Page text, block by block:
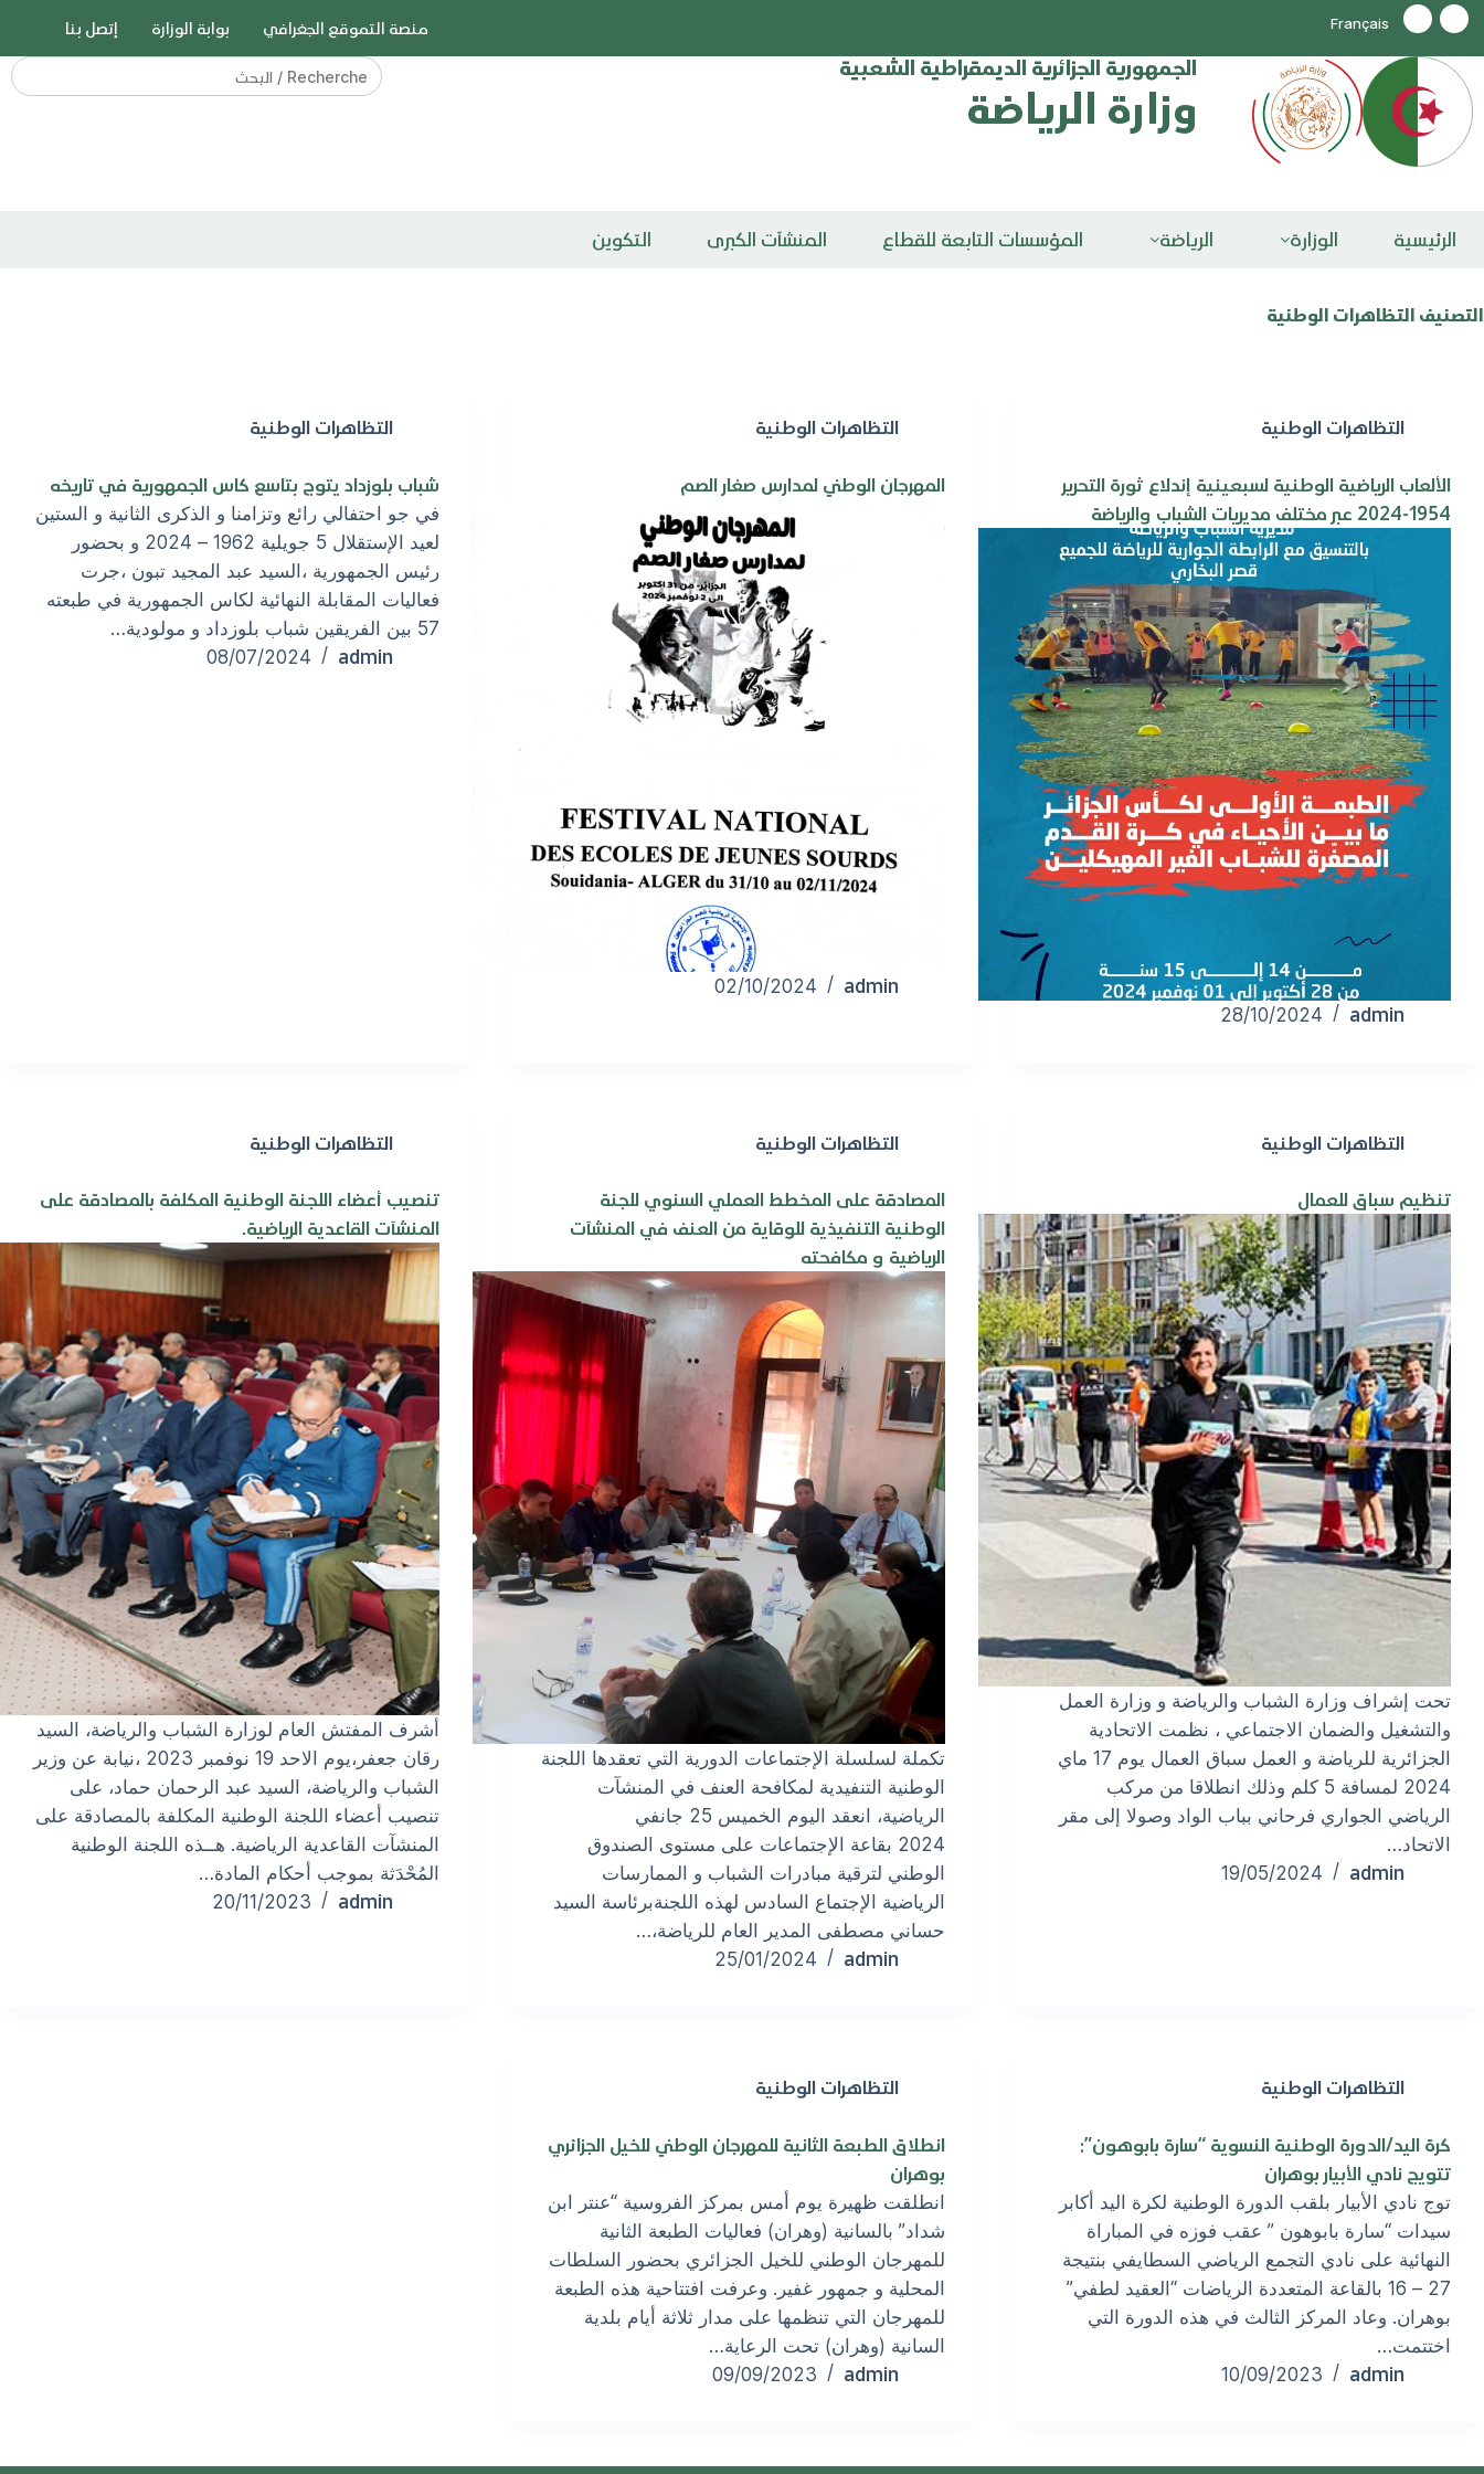
Français منصة التموقع الجغرافي بوابة الوزارة إتصل بنا
الجمهورية الجزائرية الديمقراطية الشعبية
وزارة الرياضة
Search
for:
الرئيسية الوزارة الرياضة المؤسسات التابعة للقطاع المنشآت الكبرى التكوين
التصنيف التظاهرات الوطنية
التظاهرات الوطنية
الألعاب الرياضية الوطنية لسبعينية إندلاع ثورة التحرير
1954-2024 عبر مختلف مديريات الشباب والرياضة
admin
28/10/2024
التظاهرات الوطنية
المهرجان الوطني لمدارس صغار الصم
admin
02/10/2024
التظاهرات الوطنية
شباب بلوزداد يتوج بتاسع كاس الجمهورية في تاريخه
في جو احتفالي رائع وتزامنا و الذكرى الثانية و الستين
لعيد اﻹستقلال 5 جويلية 1962 – 2024 و بحضور
رئيس الجمهورية ،السيد عبد المجيد تبون ،جرت
فعاليات المقابلة النهائية لكاس الجمهورية في طبعته
57 بين الفريقين شباب بلوزداد و مولودية…
admin
08/07/2024
التظاهرات الوطنية
تنظيم سباق للعمال
تحت إشراف وزارة الشباب والرياضة و وزارة العمل
والتشغيل والضمان الاجتماعي ، نظمت الاتحادية
الجزائرية للرياضة و العمل سباق العمال يوم 17 ماي
2024 لمسافة 5 كلم وذلك انطلاقا من مركب
الرياضي الجواري فرحاني بباب الواد وصولا إلى مقر
الاتحاد…
admin
19/05/2024
التظاهرات الوطنية
المصادقة على المخطط العملي السنوي للجنة
الوطنية التنفيذية للوقاية من العنف في المنشآت
الرياضية و مكافحته
تكملة لسلسلة الإجتماعات الدورية التي تعقدها اللجنة
الوطنية التنفيدية لمكافحة العنف في المنشآت
الرياضية، انعقد اليوم الخميس 25 جانفي
2024 بقاعة الإجتماعات على مستوى الصندوق
الوطني لترقية مبادرات الشباب و الممارسات
الرياضية الإجتماع السادس لهذه اللجنةبرئاسة السيد
حساني مصطفى المدير العام للرياضة،…
admin
25/01/2024
التظاهرات الوطنية
تنصيب أعضاء اللجنة الوطنية المكلفة بالمصادقة على
المنشآت القاعدية الرياضية.
أشرف المفتش العام لوزارة الشباب والرياضة، السيد
رقان جعفر،يوم الاحد 19 نوفمبر 2023 ،نيابة عن وزير
الشباب والرياضة، السيد عبد الرحمان حماد، على
تنصيب أعضاء اللجنة الوطنية المكلفة بالمصادقة على
المنشآت القاعدية الرياضية. هــذه اللجنة الوطنية
المُحْدَثة بموجب أحكام المادة…
admin
20/11/2023
التظاهرات الوطنية
كرة اليد/الدورة الوطنية النسوية “سارة بابوهون”:
تتويج نادي الأبيار بوهران
توج نادي الأبيار بلقب الدورة الوطنية لكرة اليد أكابر
سيدات “سارة بابوهون ” عقب فوزه في المباراة
النهائية على نادي التجمع الرياضي السطايفي بنتيجة
27 – 16 بالقاعة المتعددة الرياضات “العقيد لطفي”
بوهران. وعاد المركز الثالث في هذه الدورة التي
اختتمت…
admin
10/09/2023
التظاهرات الوطنية
انطلاق الطبعة الثانية للمهرجان الوطني للخيل الجزائري
بوهران
انطلقت ظهيرة يوم أمس بمركز الفروسية “عنتر ابن
شداد” بالسانية (وهران) فعاليات الطبعة الثانية
للمهرجان الوطني للخيل الجزائري بحضور السلطات
المحلية و جمهور غفير. وعرفت افتتاحية هذه الطبعة
للمهرجان التي تنظمها على مدار ثلاثة أيام بلدية
السانية (وهران) تحت الرعاية…
admin
09/09/2023